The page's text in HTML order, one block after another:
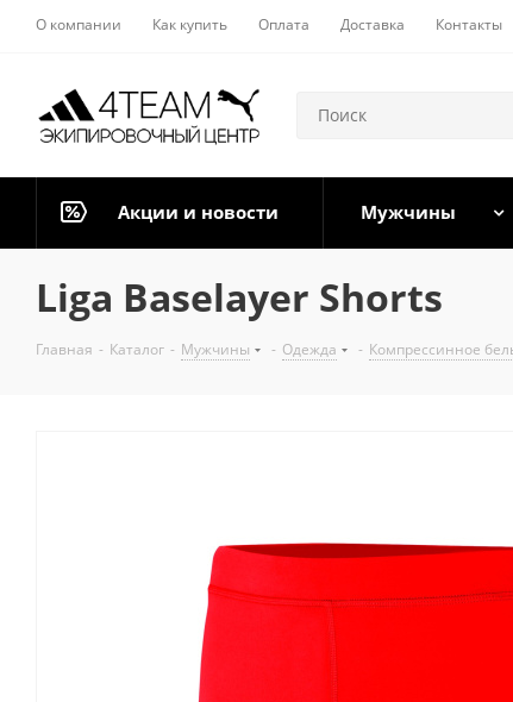
О компании Как купить Оплата Доставка Контакты
Акции и новости Мужчины
Liga Baselayer Shorts
Главная - Каталог - Мужчины - Одежда - Компрессинное